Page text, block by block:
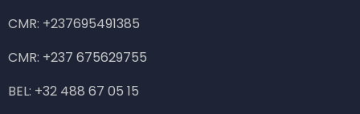
CMR: +237695491385
CMR: +237 675629755
BEL: +32 488 67 05 15